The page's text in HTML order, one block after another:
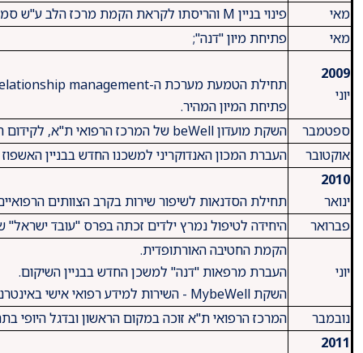
מאי
פינוי בניין M והריסתו לקראת הקמת מרכז הלב ע"ש סמי עופר.
מאי
פתיחת מיון "דנה";
2009
יוני
פתיחת המיון המהיר.
ספטמבר
השקת מועדון beWell של המרכז הרפואי ת"א, לקידום רפואה מונעת ולשמירה על בריאות הציבור
אוקטובר
העברת המכון האנדוקריני למשכנו החדש בבניין האשפוז
2010
ינואר
תחילת הסדנאות לשיפור שירות בקרב הצוותים
פברואר
היחידה לטיפול נמרץ ילדים זכתה בפרס "עובד ישראל"
יוני
הקמת החטיבה האורתופדית.
העברת מרפאות "דנה" למשכן החדש בבניין השיקום.
השקת MybeWell - השירות למידע רפואי אישי באינטרנט.
נובמבר
המרכז הרפואי ת"א זוכה במקום הראשון ובדגל היופי
2011